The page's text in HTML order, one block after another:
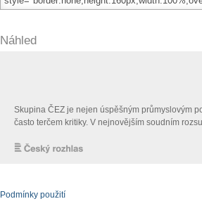
Náhled
Podmínky použití